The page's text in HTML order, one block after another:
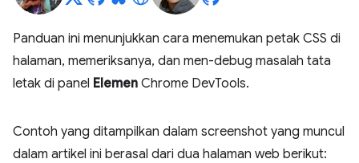
Panduan ini menunjukkan cara menemukan petak CSS di
halaman, memeriksanya, dan men-debug masalah tata
letak di panel Elemen Chrome DevTools.
Contoh yang ditampilkan dalam screenshot yang muncul
dalam artikel ini berasal dari dua halaman web berikut: